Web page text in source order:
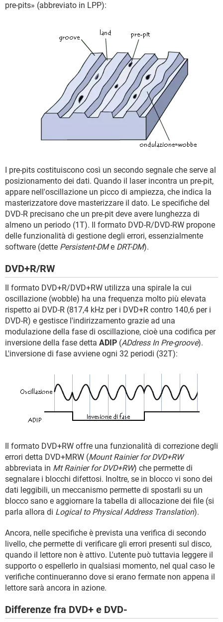
pre-pits» (abbreviato in LPP):
I pre-pits costituiscono così un secondo segnale che serve al
posizionamento dei dati. Quando il laser incontra un pre-pit,
appare nell'oscillazione un picco di ampiezza, che indica la
masterizzatore dove masterizzare il dato. Le specifiche del
DVD-R precisano che un pre-pit deve avere lunghezza di
almeno un periodo (1T). Il formato DVD-R/DVD-RW propone
delle funzionalità di gestione degli errori, essenzialmente
software (dette Persistent-DMe DRT-DM).
DVD+R/RW
Il formato DVD+R/DVD+RW utilizza una spirale la cui
oscillazione (wobble) ha una frequenza molto più elevata
rispetto ai DVD-R (817,4 kHz per i DVD+R contro 140,6 per i
DVD-R) e gestisce l'indirizzamento grazie ad una
modulazione della fase di oscillazione, cioè una codifica per
inversione della fase detta ADIP (ADdress In Pre-groove).
L'inversione di fase avviene ogni 32 periodi (32T):
Il formato DVD+RW offre una funzionalità di correzione degli
errori detta DVD+MRW (Mount Rainier for DVD+RW
abbreviata in Mt Rainier for DVD+RW) che permette di
segnalare i blocchi difettosi. Inoltre, se in blocco vi sono dei
dati leggibili, un meccanismo permette di spostarli su un
blocco sano e aggiornare la tabella di allocazione dei file (si
parla allora di Logical to Physical Address Translation).
Ancora, nelle specifiche è prevista una verifica di secondo
livello, che permette di verificare gli errori presenti sul disco,
quando il lettore non è attivo. L'utente può tuttavia leggere il
supporto o espellerlo in qualsiasi momento, nel qual caso le
verifiche continueranno dove si erano fermate non appena il
lettore sarà ancora in azione.
Differenze fra DVD+ e DVD-